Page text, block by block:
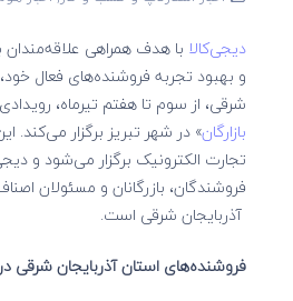
دیجی‌کالا با هدف همراهی
و بهبود تجربه فروشنده‌های فعال
شرقی، از سوم تا هفتم تیرماه،
بازارگان» در شهر تبریز برگزار می‌کند.
تجارت الکترونیک برگزار می‌شود و
فروشندگان، بازرگانان و مسئولان
آذربایجان شرقی است.
فروشنده‌های استان آذربایجان شرقی